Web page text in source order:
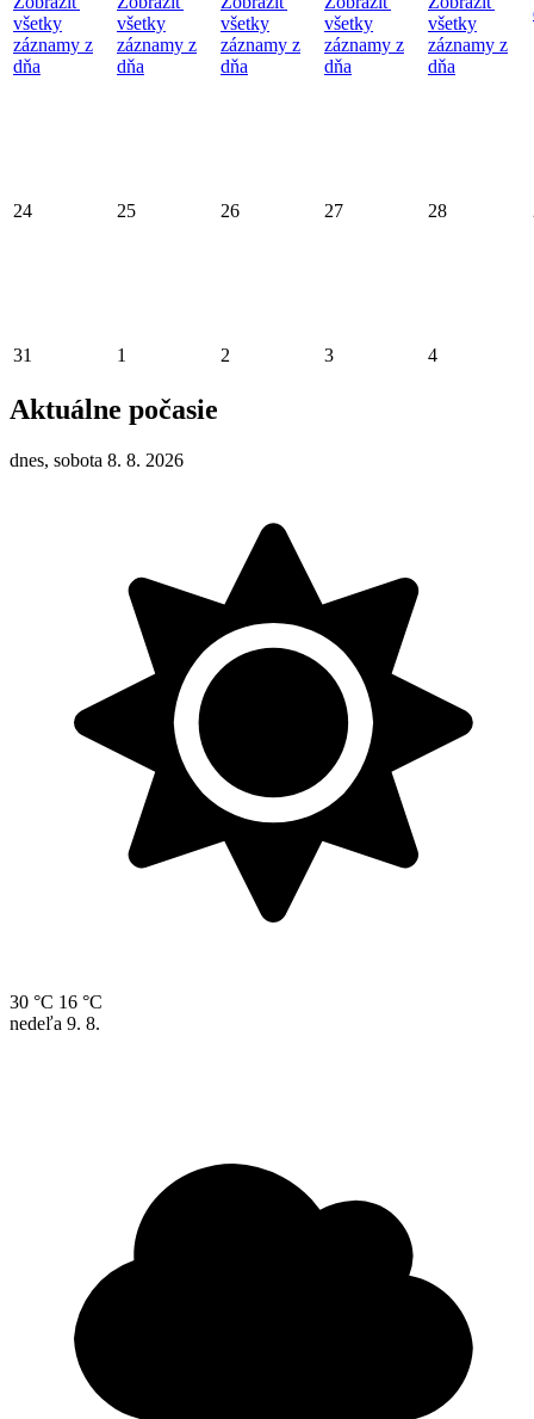
všetky
záznamy z
dňa
všetky
záznamy z
dňa
všetky
záznamy z
dňa
všetky
záznamy z
dňa
všetky
záznamy z
dňa
24 25 26 27 28
31 1 2 3 4
Aktuálne počasie
dnes, sobota 8. 8. 2026
30 °C 16 °C
nedeľa 9. 8.